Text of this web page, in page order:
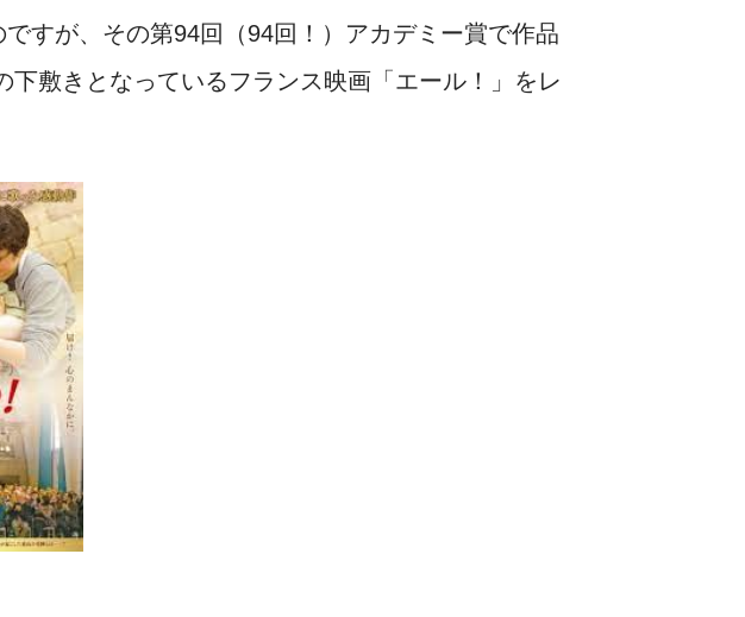
すが、その第94回（94回！）アカデミー賞で作品
敷きとなっているフランス映画「エール！」をレ